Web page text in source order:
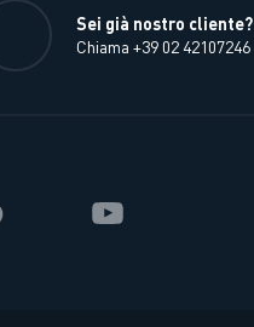
Sei già nostro cliente?
Chiama +39 02 42107246